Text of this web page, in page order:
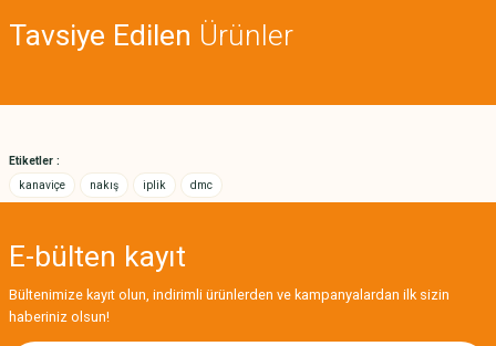
Ürün açıklamasında eksik bilgiler bulunuyor.
Tavsiye Edilen Ürünler
Etiketler :
kanaviçe
nakış iplik dmc
E-bülten kayıt
Bültenimize kayıt olun, indirimli ürünlerden ve kampanyalardan ilk sizin
haberiniz olsun!